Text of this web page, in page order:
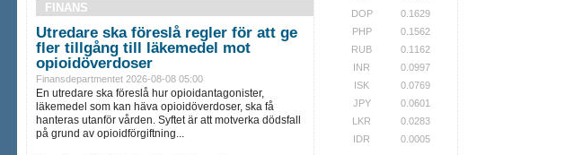
FINANS
Utredare ska föreslå regler för att ge
fler tillgång till läkemedel mot
opioidöverdoser
Finansdepartmentet 2026-08-08 05:00
En utredare ska föreslå hur opioidantagonister,
läkemedel som kan häva opioidöverdoser, ska få
hanteras utanför vården. Syftet är att motverka dödsfall
på grund av opioidförgiftning...
DOP
0.1629
PHP
0.1562
RUB
0.1162
INR
0.0997
ISK
0.0769
JPY
0.0601
LKR
0.0283
IDR
0.0005